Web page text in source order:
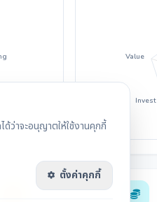
Invest
Value
ว่าจะอนุญาตให้ใช้งานคุกกี้
ตั้งค่าคุกกี้